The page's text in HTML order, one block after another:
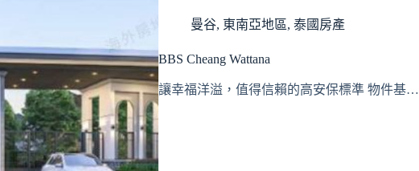
曼谷, 東南亞地區, 泰國房產
BBS Cheang Wattana
讓幸福洋溢，值得信賴的高安保標準 物件基…